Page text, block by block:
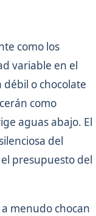
como los
variable en el
débil o chocolate
como
aguas abajo. El
del
presupuesto del
menudo chocan